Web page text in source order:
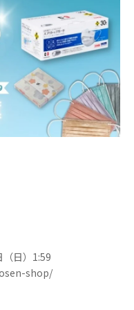
日）1:59
shop/